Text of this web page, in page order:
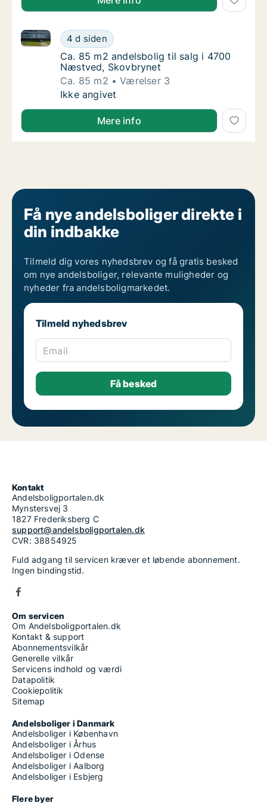
Ca. 85 m2 andelsbolig til salg i 4700
4 d siden
Ca. 85 m2 andelsbolig til salg i 4700 Næstved,
Ca. 85 m2 andelsbolig til salg i 4700
Ca. 85 m2 andelsbolig til salg i 4700
Næstved, Skovbrynet
Ca. 85 m2
Værelser 3
Ca. 85 m2 andelsbolig til salg i 4700
Ikke angivet
Mere info
Få nye andelsboliger direkte i
din indbakke
Tilmeld dig vores nyhedsbrev og få gratis besked
om nye andelsboliger, relevante muligheder og
nyheder fra andelsboligmarkedet.
Tilmeld nyhedsbrev
Email
Kontakt
Andelsboligportalen.dk
Mynstersvej 3
1827 Frederiksberg C
support@andelsboligportalen.dk
CVR: 38854925
Fuld adgang til servicen kræver et løbende abonnement.
Ingen bindingstid.
Om servicen
Om Andelsboligportalen.dk
Kontakt & support
Abonnementsvilkår
Generelle vilkår
Servicens indhold og værdi
Datapolitik
Cookiepolitik
Sitemap
Andelsboliger i Danmark
Andelsboliger i København
Andelsboliger i Århus
Andelsboliger i Odense
Andelsboliger i Aalborg
Andelsboliger i Esbjerg
Flere byer